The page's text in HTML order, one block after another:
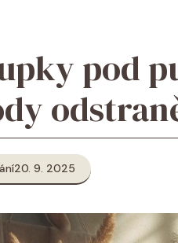
pod
20. 9. 2025